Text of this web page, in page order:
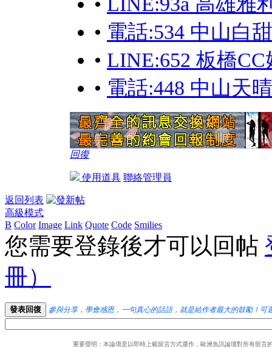
• 電話:534 中山白甜
• LINE:652 板橋
• 電話:448 中山天
回復
使用道具 聯絡管理員
返回列表
高級模式
B Color Image Link Quote Code Smilies
您需要登錄後才可以回帖
冊）
發表回復 參與分享，學會感恩，一句真心的話語，就是給作者最大的鼓勵！可
重要聲明：本論壇是以即時上載留言方式運作，歐洲魚訊論壇對所有留